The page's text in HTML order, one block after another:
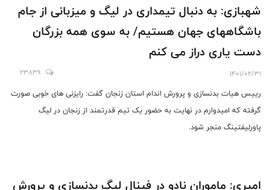
شهبازی: به دنبال تیمداری در لیگ و میزبانی از جام
باشگاههای جهان هستیم/ به سوی همه بزرگان
دست یاری دراز می کنم
1401/02/31
23839
رییس هیات بدنسازی و پرورش اندام استان زنجان گفت: رایزنی های خوبی صورت
گرفته که امیدوارم در نهایت به حضور یک تیم قدرتمند از زنجان در لیگ
پاورلیفتینگ منجر شود.
امیری: ماموران نادو در فینال لیگ بدنسازی و پرورش